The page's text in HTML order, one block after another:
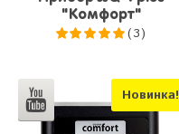
"Комфорт"
(3)
Новинка!